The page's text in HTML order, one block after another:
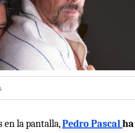
en la pantalla,Pedro Pascalha